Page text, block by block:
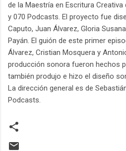
de la Maestría en Escritura
y 070 Podcasts. El proyecto fue
Caputo, Juan Álvarez, Gloria
Payán. El guión de este primer
Álvarez, Cristian Mosquera y
producción sonora fueron hechos
también produjo e hizo el diseño
La dirección general es de
Podcasts.